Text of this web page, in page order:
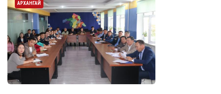
АРХАНГАЙ